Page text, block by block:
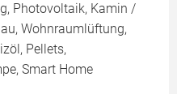
Photovoltaik, Kamin /
Wohnraumlüftung,
Pellets,
Smart Home